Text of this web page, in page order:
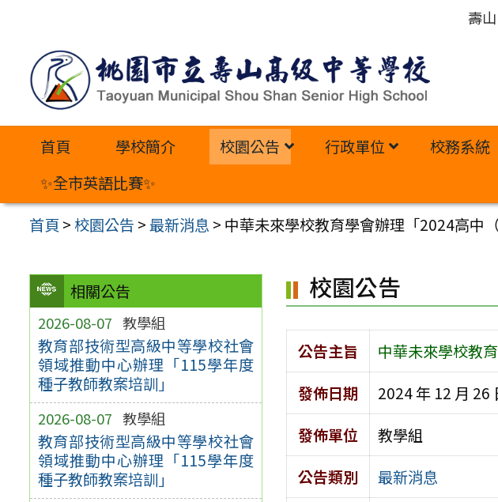
內
壽
首頁 學校簡介 校園公告 行政單位 校務系統
✨全市英語比賽✨
首頁 >校園公告 >最新消息 > 中華未來學校教育學會辦理「2024高中
相關公告
2026-08-07 教學組
教育部技術型高級中等學校社會
領域推動中心辦理「115學年度
種子教師教案培訓」
2026-08-07 教學組
教育部技術型高級中等學校社會
領域推動中心辦理「115學年度
種子教師教案培訓」
校園公告
公告主旨
中華未來學校教
發佈日期
2024 年 12 月 26
發佈單位
教學組
公告類別
最新消息